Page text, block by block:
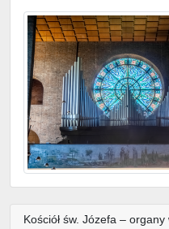
Kościół św. Józefa –